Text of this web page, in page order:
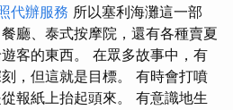
代辦服務 所以塞利海灘這一部
廳、泰式按摩院，還有各種賣夏
客的東西。 在眾多故事中，有
，但這就是目標。 有時會打噴
報紙上抬起頭來。 有意識地生